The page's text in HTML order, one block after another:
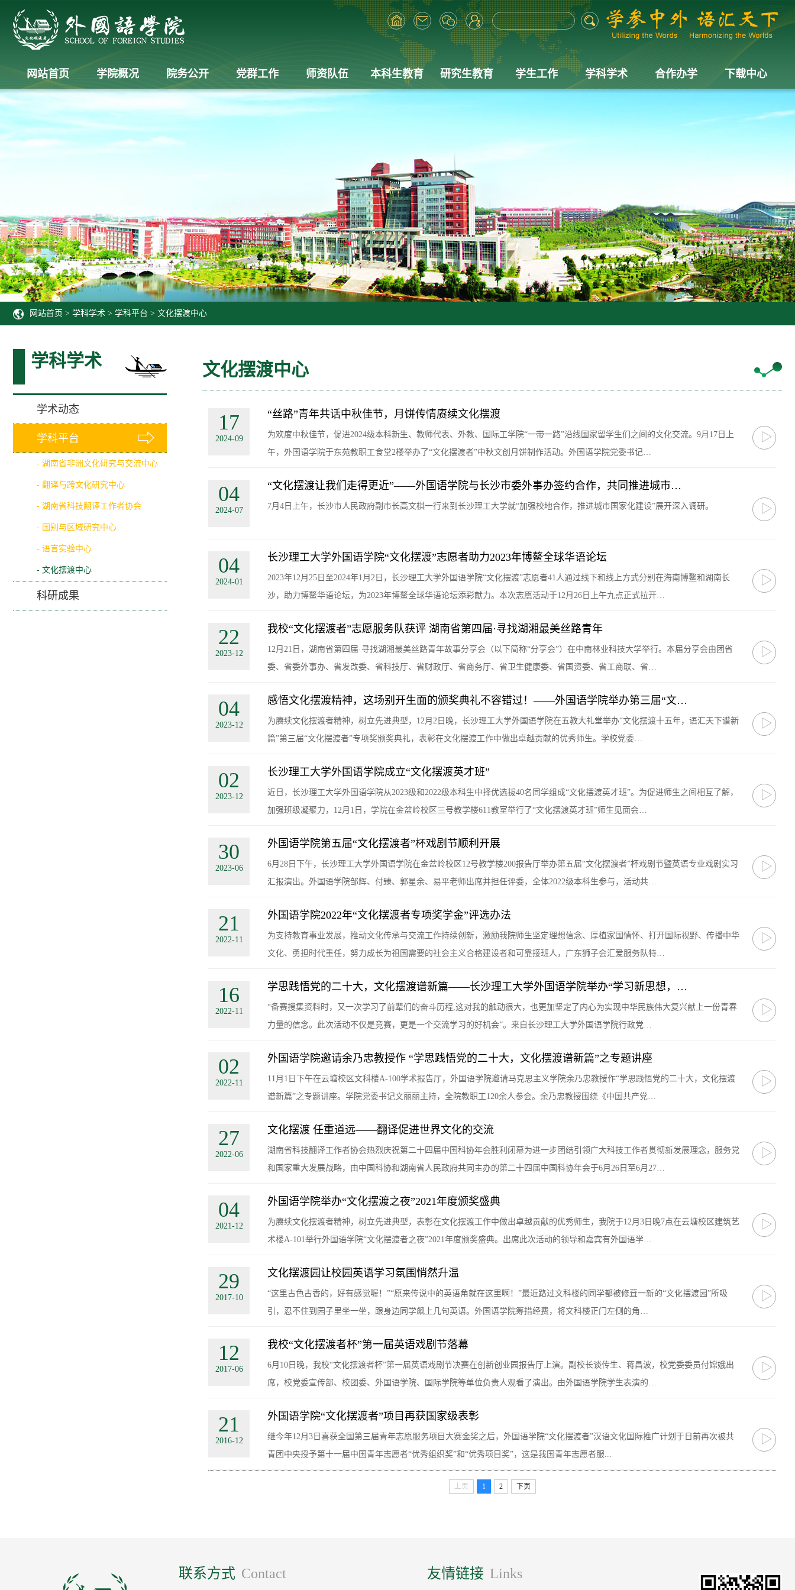
网站首页 学院概况 院务公开 党群工作 师资队伍 本科生教育 研究生教育 学生工作 学科学术 合作办学 下载中心
网站首页 > 学科学术 > 学科平台 > 文化摆渡中心
学科学术
学术动态
学科平台 ⇨
- 湖南省非洲文化研究与交流中心
- 翻译与跨文化研究中心
- 湖南省科技翻译工作者协会
- 国别与区域研究中心
- 语言实验中心
- 文化摆渡中心
科研成果
文化摆渡中心
17
2024-09
“丝路”青年共话中秋佳节，月饼传情赓续文化摆渡
为欢度中秋佳节，促进2024级本科新生、教师代表、外教、国际工学院“一带一路”沿线国家留学生们之间的文化交流。9月17日上
午，外国语学院于东苑教职工食堂2楼举办了“文化摆渡者”中秋文创月饼制作活动。外国语学院党委书记…
▷
04
2024-07
“文化摆渡让我们走得更近”——外国语学院与长沙市委外事办签约合作，共同推进城市…
7月4日上午，长沙市人民政府副市长高文棋一行来到长沙理工大学就“加强校地合作，推进城市国家化建设”展开深入调研。 ▷
04
2024-01
长沙理工大学外国语学院“文化摆渡”志愿者助力2023年博鳌全球华语论坛
2023年12月25日至2024年1月2日，长沙理工大学外国语学院“文化摆渡”志愿者41人通过线下和线上方式分别在海南博鳌和湖南长
沙，助力博鳌华语论坛，为2023年博鳌全球华语论坛添彩献力。本次志愿活动于12月26日上午九点正式拉开…
▷
22
2023-12
我校“文化摆渡者”志愿服务队获评 湖南省第四届·寻找湖湘最美丝路青年
12月21日，湖南省第四届·寻找湖湘最美丝路青年故事分享会（以下简称“分享会”）在中南林业科技大学举行。本届分享会由团省
委、省委外事办、省发改委、省科技厅、省财政厅、省商务厅、省卫生健康委、省国资委、省工商联、省…
▷
04
2023-12
感悟文化摆渡精神，这场别开生面的颁奖典礼不容错过！——外国语学院举办第三届“文…
为赓续文化摆渡者精神，树立先进典型，12月2日晚，长沙理工大学外国语学院在五教大礼堂举办“文化摆渡十五年，语汇天下谱新
篇”第三届“文化摆渡者”专项奖颁奖典礼，表彰在文化摆渡工作中做出卓越贡献的优秀师生。学校党委…
▷
02
2023-12
长沙理工大学外国语学院成立“文化摆渡英才班”
近日，长沙理工大学外国语学院从2023级和2022级本科生中择优选拔40名同学组成“文化摆渡英才班”。为促进师生之间相互了解，
加强班级凝聚力，12月1日，学院在金盆岭校区三号教学楼611教室举行了“文化摆渡英才班”师生见面会…
▷
30
2023-06
外国语学院第五届“文化摆渡者”杯戏剧节顺利开展
6月28日下午，长沙理工大学外国语学院在金盆岭校区12号教学楼200报告厅举办第五届“文化摆渡者”杯戏剧节暨英语专业戏剧实习
汇报演出。外国语学院邹辉、付臻、郭星余、易平老师出席并担任评委，全体2022级本科生参与，活动共…
▷
21
2022-11
外国语学院2022年“文化摆渡者专项奖学金”评选办法
为支持教育事业发展，推动文化传承与交流工作持续创新，激励我院师生坚定理想信念、厚植家国情怀、打开国际视野、传播中华
文化、勇担时代重任，努力成长为祖国需要的社会主义合格建设者和可靠接班人，广东狮子会汇爱服务队特…
▷
16
2022-11
学思践悟党的二十大，文化摆渡谱新篇——长沙理工大学外国语学院举办“学习新思想，…
“备赛搜集资料时，又一次学习了前辈们的奋斗历程,这对我的触动很大，也更加坚定了内心为实现中华民族伟大复兴献上一份青春
力量的信念。此次活动不仅是竞赛，更是一个交流学习的好机会”。来自长沙理工大学外国语学院行政党…
▷
02
2022-11
外国语学院邀请余乃忠教授作 “学思践悟党的二十大，文化摆渡谱新篇”之专题讲座
11月1日下午在云塘校区文科楼A-100学术报告厅，外国语学院邀请马克思主义学院余乃忠教授作“学思践悟党的二十大，文化摆渡
谱新篇”之专题讲座。学院党委书记文丽丽主持，全院教职工120余人参会。余乃忠教授围绕《中国共产党…
▷
27
2022-06
文化摆渡 任重道远——翻译促进世界文化的交流
湖南省科技翻译工作者协会热烈庆祝第二十四届中国科协年会胜利闭幕为进一步团结引领广大科技工作者贯彻新发展理念，服务党
和国家重大发展战略，由中国科协和湖南省人民政府共同主办的第二十四届中国科协年会于6月26日至6月27…
▷
04
2021-12
外国语学院举办“文化摆渡之夜”2021年度颁奖盛典
为赓续文化摆渡者精神，树立先进典型，表彰在文化摆渡工作中做出卓越贡献的优秀师生，我院于12月3日晚7点在云塘校区建筑艺
术楼A-101举行外国语学院“文化摆渡者之夜”2021年度颁奖盛典。出席此次活动的领导和嘉宾有外国语学…
▷
29
2017-10
文化摆渡园让校园英语学习氛围悄然升温
“这里古色古香的，好有感觉喔！”“原来传说中的英语角就在这里啊！”最近路过文科楼的同学都被修葺一新的“文化摆渡园”所吸
引，忍不住到园子里坐一坐，跟身边同学飙上几句英语。外国语学院筹措经费，将文科楼正门左侧的角…
▷
12
2017-06
我校“文化摆渡者杯”第一届英语戏剧节落幕
6月10日晚，我校“文化摆渡者杯”第一届英语戏剧节决赛在创新创业园报告厅上演。副校长谈传生、蒋昌波，校党委委员付嫦娥出
席，校党委宣传部、校团委、外国语学院、国际学院等单位负责人观看了演出。由外国语学院学生表演的…
▷
21
2016-12
外国语学院“文化摆渡者”项目再获国家级表彰
继今年12月3日喜获全国第三届青年志愿服务项目大赛金奖之后，外国语学院“文化摆渡者”汉语文化国际推广计划于日前再次被共
青团中央授予第十一届中国青年志愿者“优秀组织奖”和“优秀项目奖”，这是我国青年志愿者服...
▷
上页 1 2 下页
联系方式 Contact 友情链接 Links